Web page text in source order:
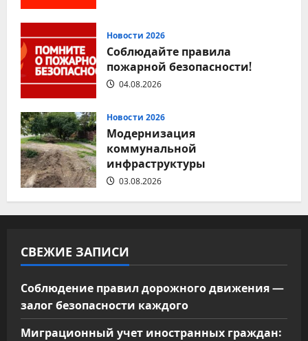
Новости 2026
Соблюдайте правила
пожарной безопасности!
04.08.2026
Новости 2026
Модернизация
коммунальной
инфраструктуры
03.08.2026
СВЕЖИЕ ЗАПИСИ
Соблюдение правил дорожного движения —
залог безопасности каждого
Миграционный учет иностранных граждан: